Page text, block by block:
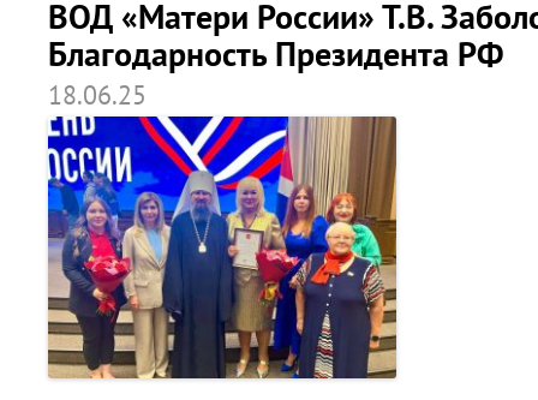
ВОД «Матери России» Т.В.
Благодарность Президента РФ
18.06.25